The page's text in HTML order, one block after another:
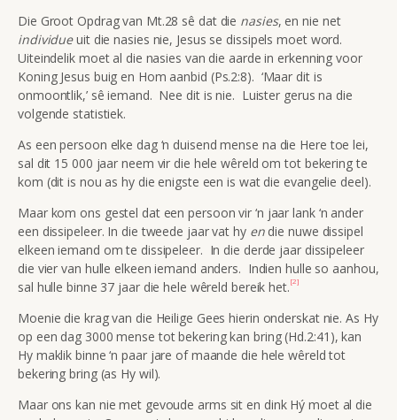
Die Groot Opdrag van Mt.28 sê dat die nasies, en nie net
individueuit die nasies nie, Jesus se dissipels moet word.
Uiteindelik moet al die nasies van die aarde in erkenning voor
Koning Jesus buig en Hom aanbid (Ps.2:8). ‘Maar dit is
onmoontlik,’ sê iemand. Nee dit is nie. Luister gerus na die
volgende statistiek.
As een persoon elke dag ‘n duisend mense na die Here toe lei,
sal dit 15 000 jaar neem vir die hele wêreld om tot bekering te
kom (dit is nou as hy die enigste een is wat die evangelie deel).
Maar kom ons gestel dat een persoon vir ‘n jaar lank ‘n ander
een dissipeleer. In die tweede jaar vat hy endie nuwe dissipel
elkeen iemand om te dissipeleer. In die derde jaar dissipeleer
die vier van hulle elkeen iemand anders. Indien hulle so aanhou,
sal hulle binne 37 jaar die hele wêreld bereik het. [2]
Moenie die krag van die Heilige Gees hierin onderskat nie. As Hy
op een dag 3000 mense tot bekering kan bring (Hd.2:41), kan
Hy maklik binne ‘n paar jare of maande die hele wêreld tot
bekering bring (as Hy wil).
Maar ons kan nie met gevoude arms sit en dink Hý moet al die